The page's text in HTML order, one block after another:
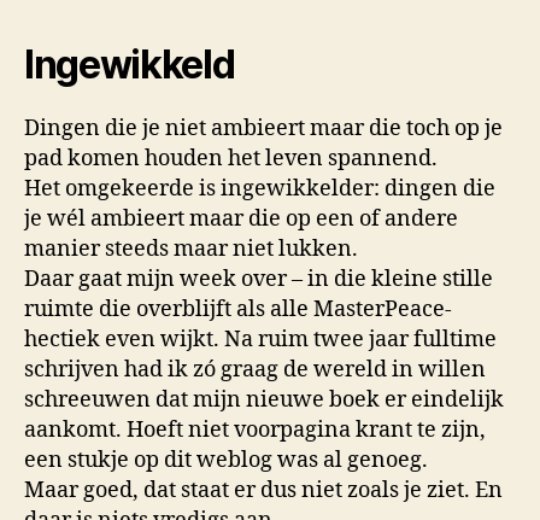
Ingewikkeld
Dingen die je niet ambieert maar die toch op je
pad komen houden het leven spannend.
Het omgekeerde is ingewikkelder: dingen die
je wél ambieert maar die op een of andere
manier steeds maar niet lukken.
Daar gaat mijn week over – in die kleine stille
ruimte die overblijft als alle MasterPeace-
hectiek even wijkt. Na ruim twee jaar fulltime
schrijven had ik zó graag de wereld in willen
schreeuwen dat mijn nieuwe boek er eindelijk
aankomt. Hoeft niet voorpagina krant te zijn,
een stukje op dit weblog was al genoeg.
Maar goed, dat staat er dus niet zoals je ziet. En